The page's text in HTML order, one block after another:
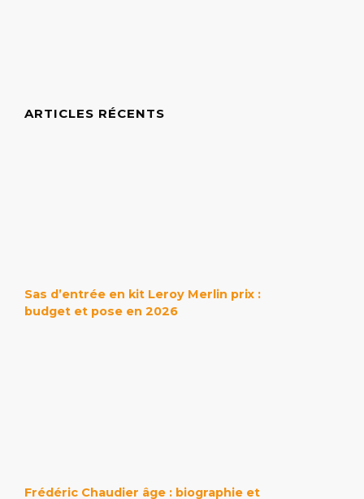
ARTICLES RÉCENTS
Sas d’entrée en kit Leroy Merlin prix :
budget et pose en 2026
Frédéric Chaudier âge : biographie et